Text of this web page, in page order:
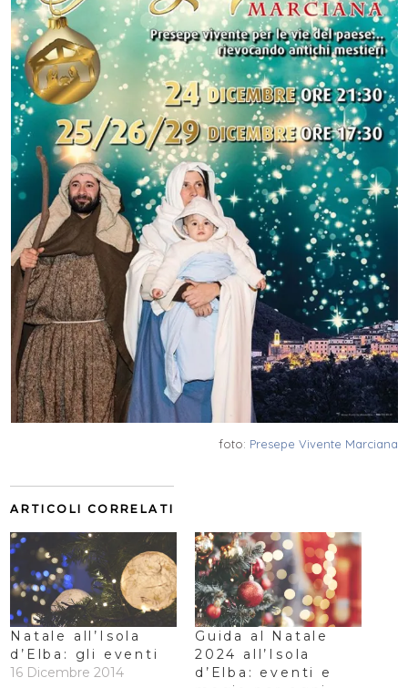
foto: Presepe Vivente Marciana
ARTICOLI CORRELATI
Natale all’Isola
d’Elba: gli eventi
16 Dicembre 2014
Guida al Natale
2024 all’Isola
d’Elba: eventi e